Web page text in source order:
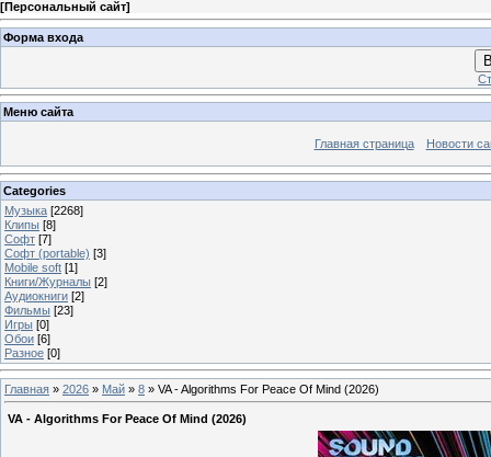
[Персональный сайт]
Форма входа
Меню сайта
Главная страница Новости
Categories
Музыка [2268]
Клипы [8]
Софт [7]
Софт (portable) [3]
Mobile soft [1]
Книги/Журналы [2]
Аудиокниги [2]
Фильмы [23]
Игры [0]
Обои [6]
Разное [0]
Главная » 2026 » Май » 8 » VA - Algorithms For Peace Of Mind (2026)
VA - Algorithms For Peace Of Mind (2026)